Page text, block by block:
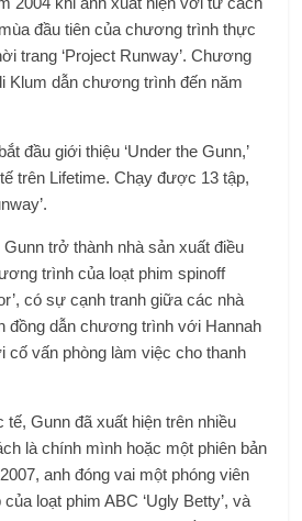
đầu tiên của chương trình thực
trang ‘Project Runway’. Chương
Klum dẫn chương trình đến năm
đầu giới thiệu ‘Under the Gunn,’
trên Lifetime. Chạy được 13 tập,
trở thành nhà sản xuất điều
trình của loạt phim spinoff
có sự cạnh tranh giữa các nhà
đồng dẫn chương trình với Hannah
cố vấn phòng làm việc cho thanh
tế, Gunn đã xuất hiện trên nhiều
là chính mình hoặc một phiên bản
anh đóng vai một phóng viên
loạt phim ABC ‘Ugly Betty’, và